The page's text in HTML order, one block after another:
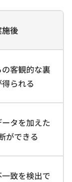
施後
客観的な裏
られる
タを加えた
ができる
致を検出で